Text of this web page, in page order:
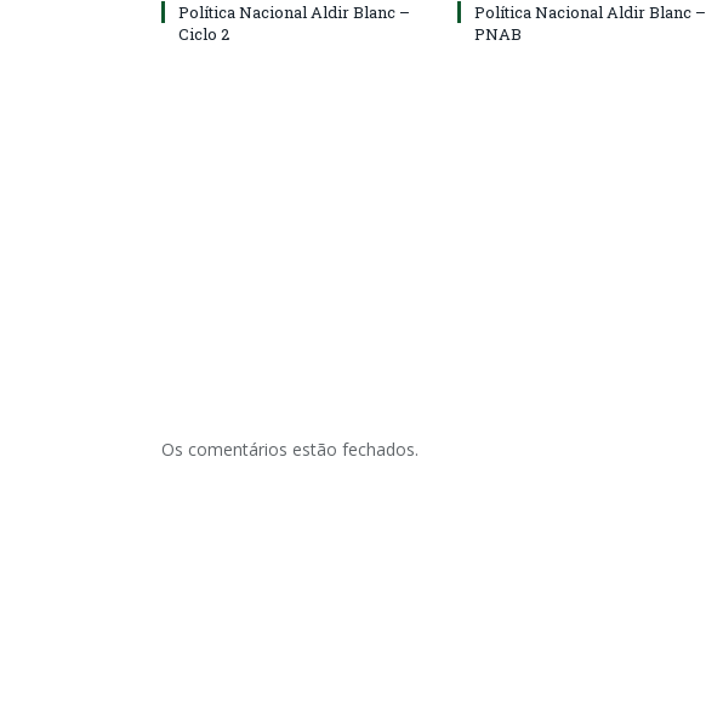
Política Nacional Aldir Blanc –
Ciclo 2
Política Nacional Aldir Blanc –
PNAB
Os comentários estão fechados.